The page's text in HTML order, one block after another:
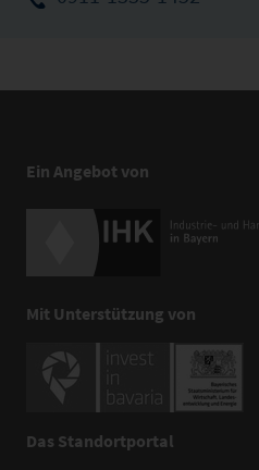
Ein Angebot von
Mit Unterstützung von
Das Standortportal